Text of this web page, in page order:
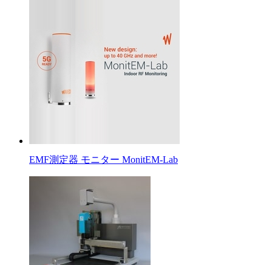
EMF測定器 モニター MonitEM-Lab